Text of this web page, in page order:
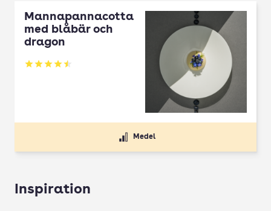
Mannapannacotta
med blåbär och
dragon
Betyg: 4.5 av 5
Medel
Inspiration